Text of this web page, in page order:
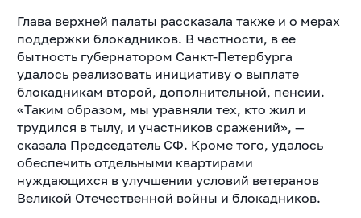
Глава верхней палаты рассказала также и о мерах
поддержки блокадников. В частности, в ее
бытность губернатором Санкт-Петербурга
удалось реализовать инициативу о выплате
блокадникам второй, дополнительной, пенсии.
«Таким образом, мы уравняли тех, кто жил и
трудился в тылу, и участников сражений», —
сказала Председатель СФ. Кроме того, удалось
обеспечить отдельными квартирами
нуждающихся в улучшении условий ветеранов
Великой Отечественной войны и блокадников.